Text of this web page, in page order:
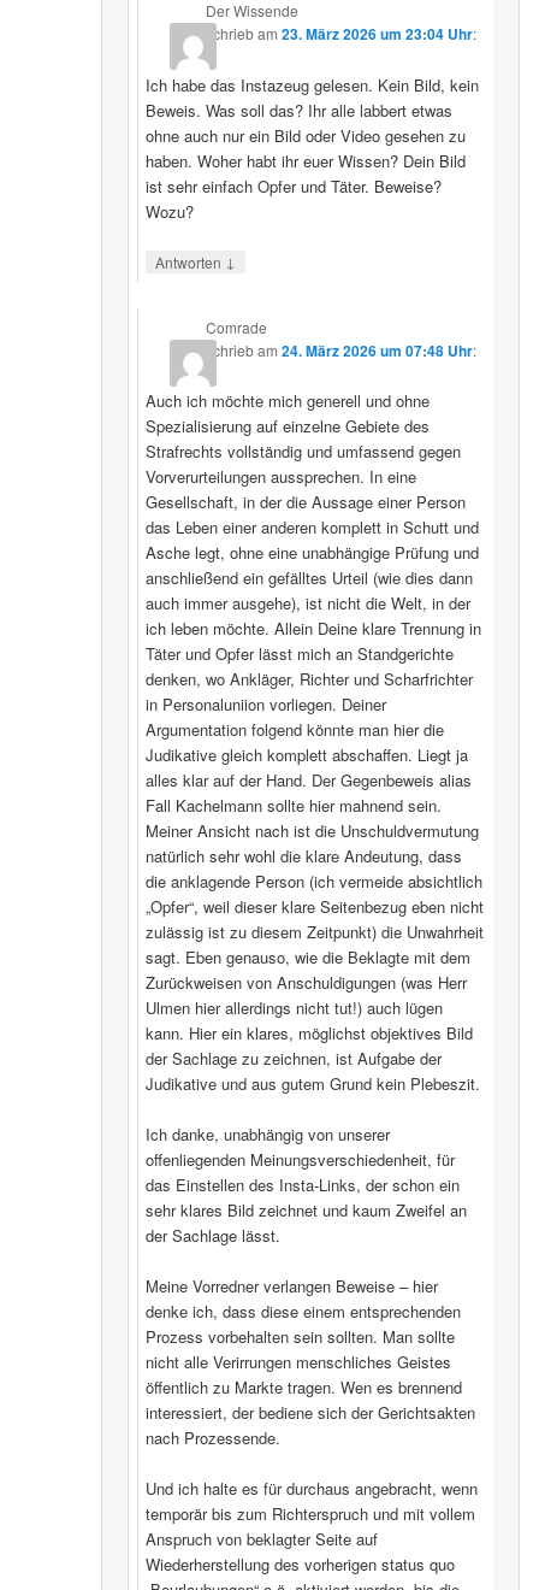
Der Wissende
schriebam23. März 2026 um 23:04 Uhr:
Ich habe das Instazeug gelesen. Kein Bild, kein
Beweis. Was soll das? Ihr alle labbert etwas
ohne auch nur ein Bild oder Video gesehen zu
haben. Woher habt ihr euer Wissen? Dein Bild
ist sehr einfach Opfer und Täter. Beweise?
Wozu?
Antworten ↓
Comrade
schriebam24. März 2026 um 07:48 Uhr:
Auch ich möchte mich generell und ohne
Spezialisierung auf einzelne Gebiete des
Strafrechts vollständig und umfassend gegen
Vorverurteilungen aussprechen. In eine
Gesellschaft, in der die Aussage einer Person
das Leben einer anderen komplett in Schutt und
Asche legt, ohne eine unabhängige Prüfung und
anschließend ein gefälltes Urteil (wie dies dann
auch immer ausgehe), ist nicht die Welt, in der
ich leben möchte. Allein Deine klare Trennung in
Täter und Opfer lässt mich an Standgerichte
denken, wo Ankläger, Richter und Scharfrichter
in Personaluniion vorliegen. Deiner
Argumentation folgend könnte man hier die
Judikative gleich komplett abschaffen. Liegt ja
alles klar auf der Hand. Der Gegenbeweis alias
Fall Kachelmann sollte hier mahnend sein.
Meiner Ansicht nach ist die Unschuldvermutung
natürlich sehr wohl die klare Andeutung, dass
die anklagende Person (ich vermeide absichtlich
„Opfer“, weil dieser klare Seitenbezug eben nicht
zulässig ist zu diesem Zeitpunkt) die Unwahrheit
sagt. Eben genauso, wie die Beklagte mit dem
Zurückweisen von Anschuldigungen (was Herr
Ulmen hier allerdings nicht tut!) auch lügen
kann. Hier ein klares, möglichst objektives Bild
der Sachlage zu zeichnen, ist Aufgabe der
Judikative und aus gutem Grund kein Plebeszit.
Ich danke, unabhängig von unserer
offenliegenden Meinungsverschiedenheit, für
das Einstellen des Insta-Links, der schon ein
sehr klares Bild zeichnet und kaum Zweifel an
der Sachlage lässt.
Meine Vorredner verlangen Beweise – hier
denke ich, dass diese einem entsprechenden
Prozess vorbehalten sein sollten. Man sollte
nicht alle Verirrungen menschliches Geistes
öffentlich zu Markte tragen. Wen es brennend
interessiert, der bediene sich der Gerichtsakten
nach Prozessende.
Und ich halte es für durchaus angebracht, wenn
temporär bis zum Richterspruch und mit vollem
Anspruch von beklagter Seite auf
Wiederherstellung des vorherigen status quo